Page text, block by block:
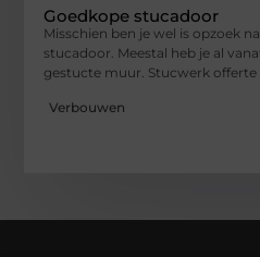
Goedkope stucadoor
Misschien ben je wel is opzoek
stucadoor. Meestal heb je al
gestucte muur. Stucwerk offerte
Verbouwen